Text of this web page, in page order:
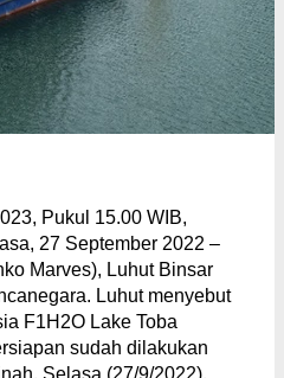
Pukul 15.00 WIB,
27 September 2022 –
Marves), Luhut Binsar
Luhut menyebut
F1H2O Lake Toba
sudah dilakukan
Selasa (27/9/2022).